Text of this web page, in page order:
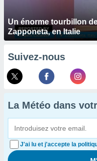
Un énorme tourbillon
Zapponeta, en Italie
Suivez-nous
La Météo dans
J'ai lu et j'accepte la